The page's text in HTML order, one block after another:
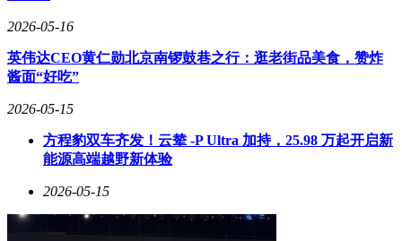
2026-05-16
英伟达CEO黄仁勋北京南锣鼓巷之行：逛老街品美食，赞炸
酱面“好吃”
2026-05-15
方程豹双车齐发！云辇 -P Ultra 加持，25.98 万起开启新
能源高端越野新体验
2026-05-15